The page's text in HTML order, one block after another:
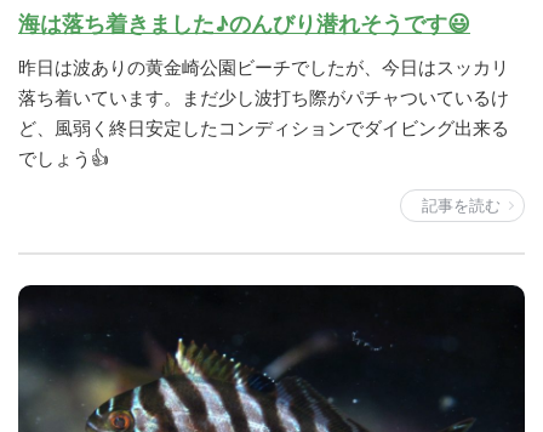
海は落ち着きました♪のんびり潜れそうです😃
昨日は波ありの黄金崎公園ビーチでしたが、今日はスッカリ
落ち着いています。まだ少し波打ち際がパチャついているけ
ど、風弱く終日安定したコンディションでダイビング出来る
でしょう👍
記事を読む